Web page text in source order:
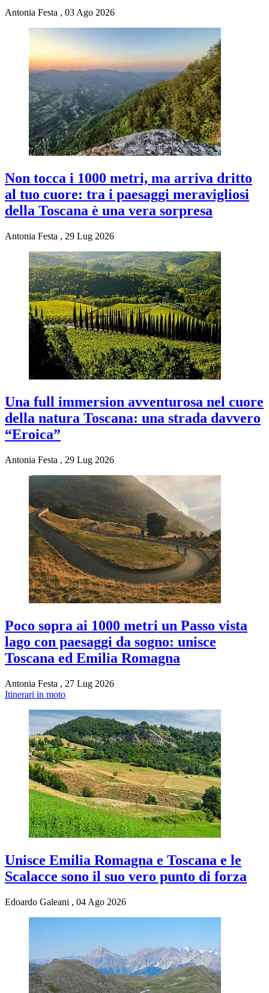
Antonia Festa , 03 Ago 2026
Non tocca i 1000 metri, ma arriva dritto
al tuo cuore: tra i paesaggi meravigliosi
della Toscana è una vera sorpresa
Antonia Festa , 29 Lug 2026
Una full immersion avventurosa nel cuore
della natura Toscana: una strada davvero
“Eroica”
Antonia Festa , 29 Lug 2026
Poco sopra ai 1000 metri un Passo vista
lago con paesaggi da sogno: unisce
Toscana ed Emilia Romagna
Antonia Festa , 27 Lug 2026
Itinerari in moto
Unisce Emilia Romagna e Toscana e le
Scalacce sono il suo vero punto di forza
Edoardo Galeani , 04 Ago 2026